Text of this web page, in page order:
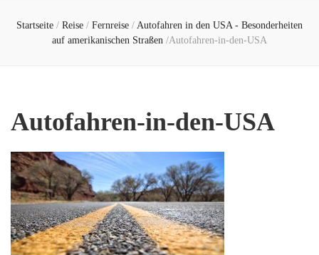
Startseite / Reise / Fernreise / Autofahren in den USA - Besonderheiten
auf amerikanischen Straßen /Autofahren-in-den-USA
Autofahren-in-den-USA